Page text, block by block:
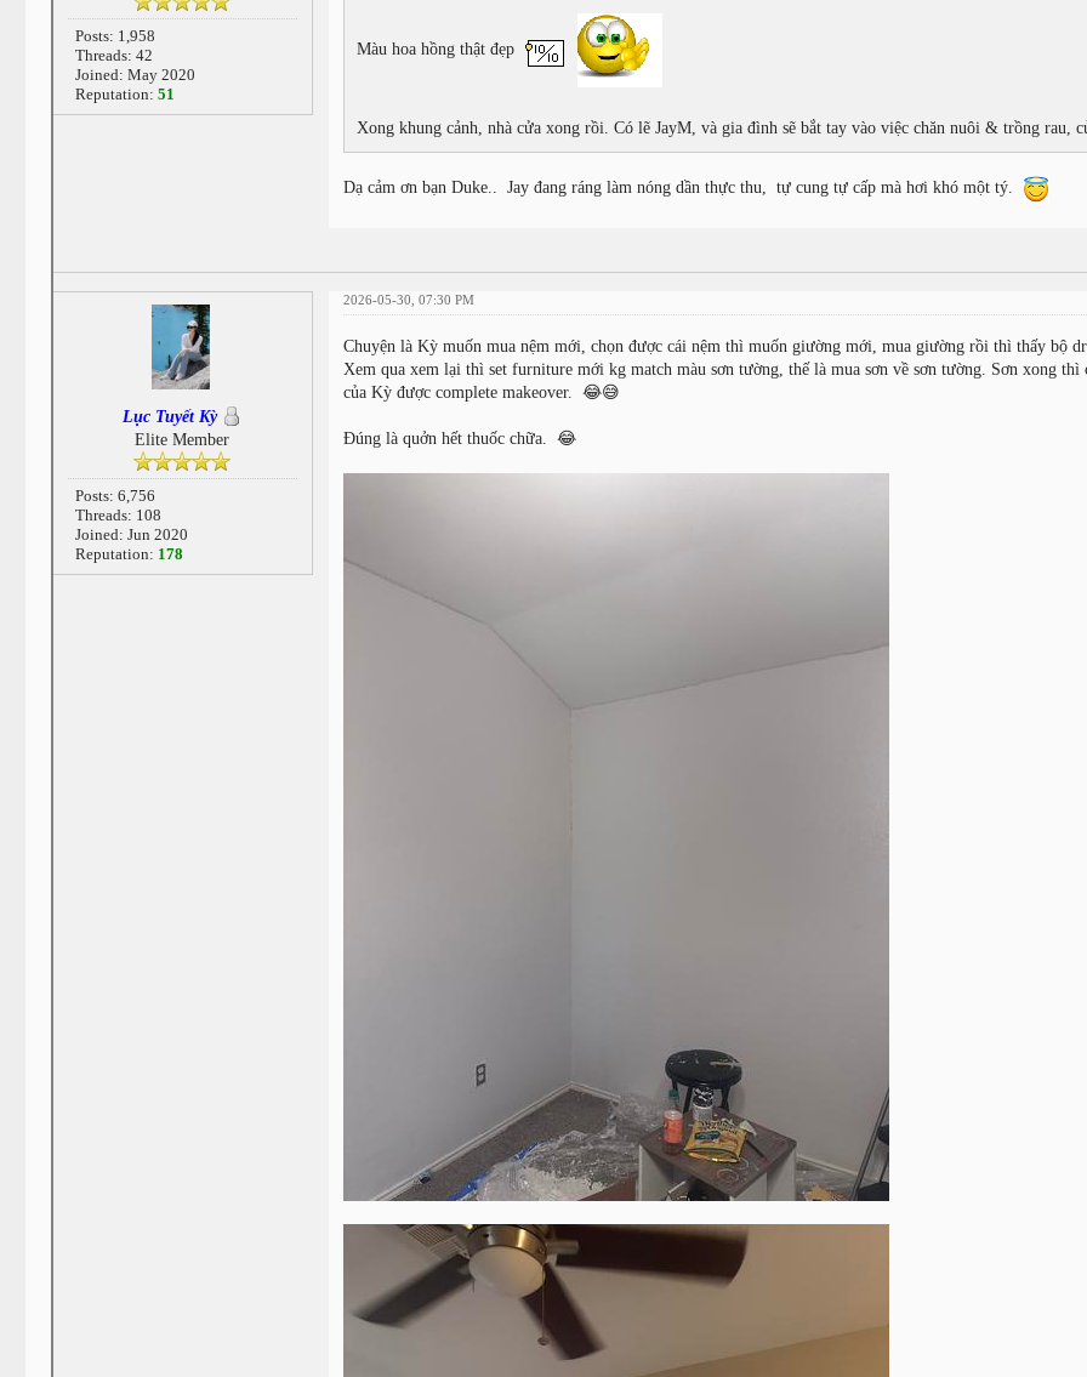
Posts: 1,958
Threads: 42
Joined: May 2020
Reputation:51
Màu hoa hồng thật đẹp
Xong khung cảnh, nhà cửa xong rồi. Có lẽ JayM, và gia đình sẽ bắt tay vào việc chăn nuôi & trồng
Dạ cảm ơn bạn Duke.. Jay đang ráng làm nóng dần thực thu, tự cung tự cấp mà hơi khó một tý.
Lục Tuyết Kỳ
Elite Member
Posts: 6,756
Threads: 108
Joined: Jun 2020
Reputation: 178
2026-05-30, 07:30 PM
Chuyện là Kỳ muốn mua nệm mới, chọn được cái nệm thì muốn giường mới, mua giường rồi thì thấy bộ
Xem qua xem lại thì set furniture mới kg match màu sơn tường, thế là mua sơn về sơn tường. Sơn xong
của Kỳ được complete makeover. 😂😅
Đúng là quởn hết thuốc chữa. 😂